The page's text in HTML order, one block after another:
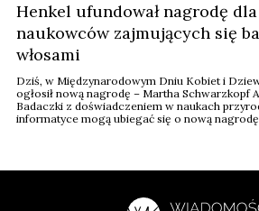
Henkel ufundował nagrodę
naukowców zajmujących się
włosami
Dziś, w Międzynarodowym Dniu Kobiet i
ogłosił nową nagrodę – Martha Schwarzkopf
Badaczki z doświadczeniem w naukach
informatyce mogą ubiegać się o nową